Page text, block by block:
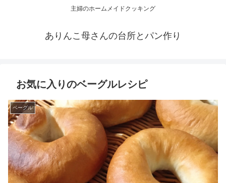
主婦のホームメイドクッキング
ありんこ母さんの台所とパン作り
お気に入りのベーグルレシピ
ベーグル